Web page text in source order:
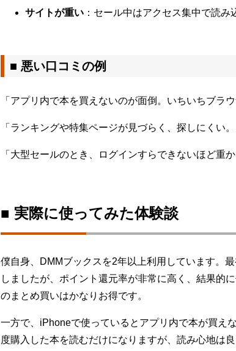
サイトが重い ：セール中はアクセス集中で読み
■ 悪い口コミの例
「アプリ内で本を買えないのが面倒。いちいちブラ
「ランキングや特集ページが見づらく、探しにくい。
「大型セールのとき、ログインすらできないほど重か
■ 実際に使ってみた体験談
僕自身、DMMブックスを2年以上利用しています。
しましたが、ポイント還元率が非常に高く、結果的
のまとめ買いはかなりお得です。
一方で、iPhoneで使っているとアプリ内で本が買え
度購入した本を読むだけになりますが、読み心地は